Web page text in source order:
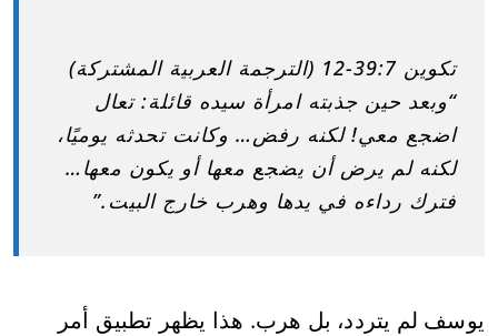
تكوين 39:7-12 (الترجمة العربية المشتركة)
“وبعد حين جذبته امرأة سيده قائلة: تعال
اضجع معي! لكنه رفض… وكانت تحدثه يوميًا،
لكنه لم يرض أن يضجع معها أو يكون معها…
فترك رداءه في يدها وهرب خارج البيت.”
يوسف لم يتردد، بل هرب. هذا يظهر تطبيق أمر